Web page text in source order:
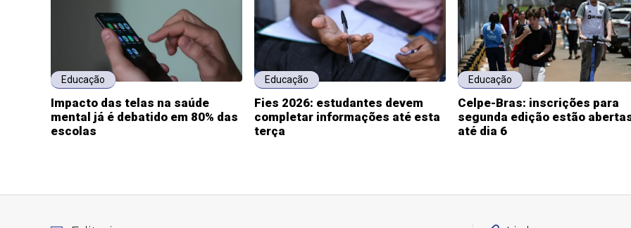
Educação
Impacto das telas na saúde
mental já é debatido em 80% das
escolas
Educação
Fies 2026: estudantes devem
completar informações até esta
terça
Educação
Celpe-Bras: inscrições para
segunda edição estão
até dia 6